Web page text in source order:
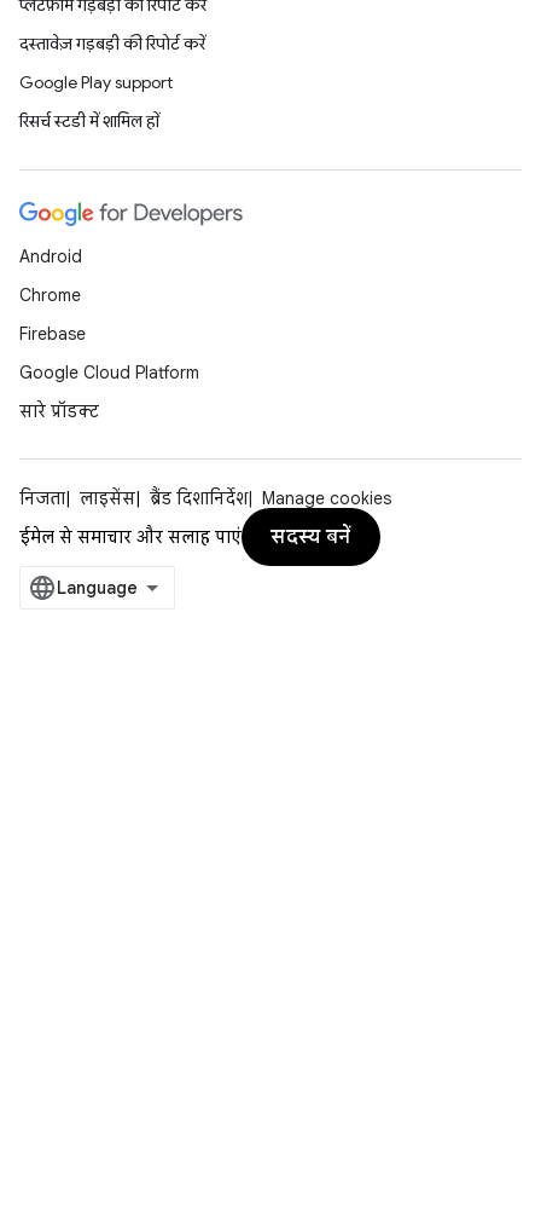
प्लैटफ़ॉर्म गड़बड़ी की रिपोर्ट करें
दस्तावेज़ गड़बड़ी की रिपोर्ट करें
Google Play support
रिसर्च स्टडी में शामिल हों
Android
Chrome
Firebase
Google Cloud Platform
सारे प्रॉडक्ट
निजता लाइसेंस ब्रैंड दिशानिर्देश
Manage cookies
ईमेल से समाचार और सलाह पाएं
सदस्य बनें